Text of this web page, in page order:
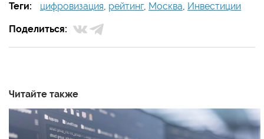
Теги: цифровизация, рейтинг, Москва, Инвестиции
Поделиться:
Читайте также